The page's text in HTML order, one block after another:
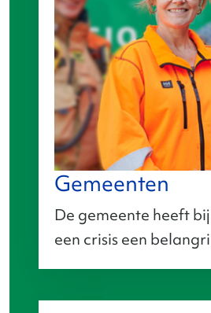
Gemeenten
De gemeente heeft
een crisis een